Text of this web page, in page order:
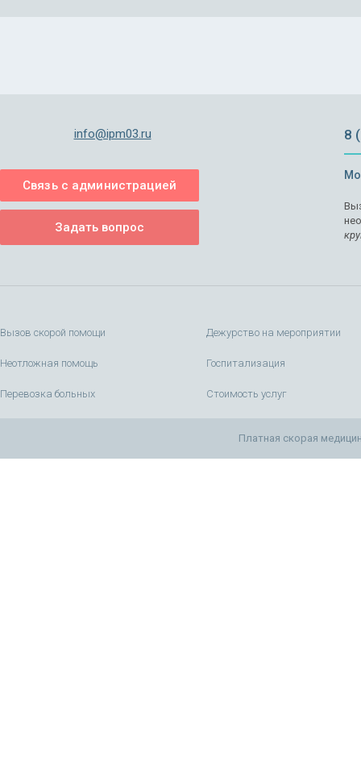
info@ipm03.ru
Связь с администрацией
Задать вопрос
8
Вызов скорой помощи
Неотложная помощь
Перевозка больных
Дежурство на мероприятии
Госпитализация
Стоимость услуг
Платная скорая